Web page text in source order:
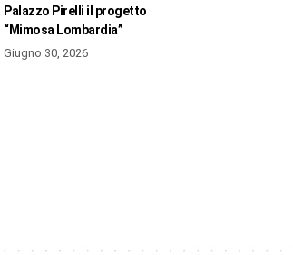
Palazzo Pirelli il progetto
“Mimosa Lombardia”
Giugno 30, 2026